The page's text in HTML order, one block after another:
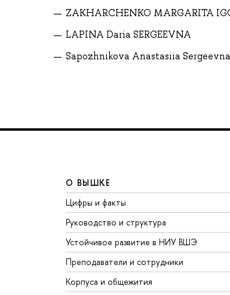
ZAKHARCHENKO MARGARITA
LAPINA Daria SERGEEVNA
Sapozhnikova Anastasiia Sergeevna
О ВЫШКЕ
Цифры и факты
Руководство и структура
Устойчивое развитие в НИУ ВШЭ
Преподаватели и сотрудники
Корпуса и общежития